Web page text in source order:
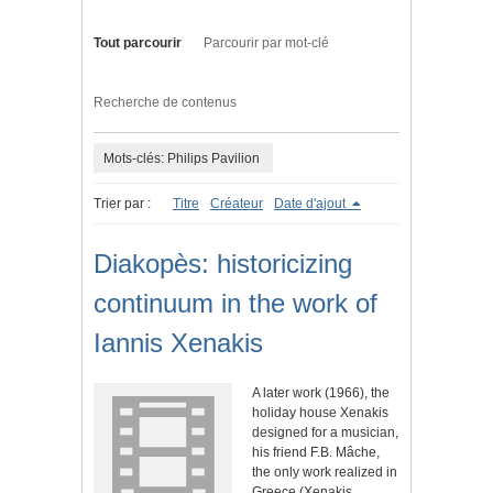
Tout parcourir Parcourir par mot-clé
Recherche de contenus
Mots-clés: Philips Pavilion
Trier par : Titre Créateur Date d'ajout
Diakopès: historicizing
continuum in the work of
Iannis Xenakis
A later work (1966), the
holiday house Xenakis
designed for a musician,
his friend F.B. Mâche,
the only work realized in